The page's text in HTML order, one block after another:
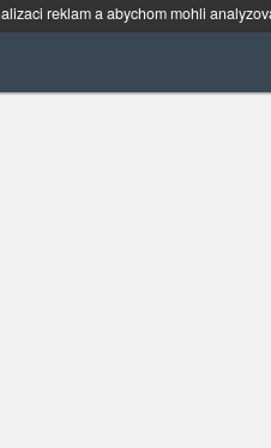
reklam a abychom mohli